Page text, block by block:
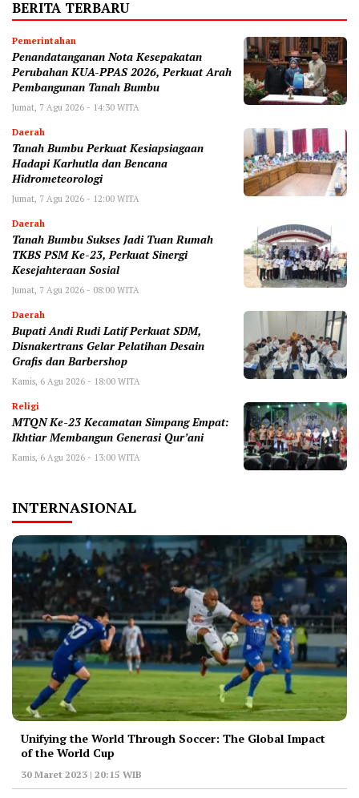
BERITA TERBARU
Pemerintahan
Penandatanganan Nota Kesepakatan
Perubahan KUA-PPAS 2026, Perkuat Arah
Pembangunan Tanah Bumbu
Jumat, 7 Agu 2026 - 14:30 WITA
Daerah
Tanah Bumbu Perkuat Kesiapsiagaan
Hadapi Karhutla dan Bencana
Hidrometeorologi
Jumat, 7 Agu 2026 - 12:00 WITA
Daerah
Tanah Bumbu Sukses Jadi Tuan Rumah
TKBS PSM Ke-23, Perkuat Sinergi
Kesejahteraan Sosial
Jumat, 7 Agu 2026 - 08:00 WITA
Daerah
Bupati Andi Rudi Latif Perkuat SDM,
Disnakertrans Gelar Pelatihan Desain
Grafis dan Barbershop
Kamis, 6 Agu 2026 - 18:00 WITA
Religi
MTQN Ke-23 Kecamatan Simpang Empat:
Ikhtiar Membangun Generasi Qur’ani
Kamis, 6 Agu 2026 - 13:00 WITA
INTERNASIONAL
Unifying the World Through Soccer: The Global Impact
of the World Cup
30 Maret 2023 | 20:15 WIB